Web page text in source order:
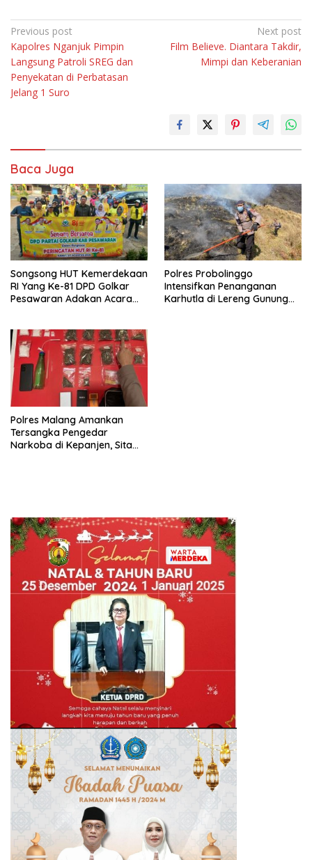
Navigasi
pos
Previous post
Kapolres Nganjuk Pimpin
Langsung Patroli SREG dan
Penyekatan di Perbatasan
Jelang 1 Suro
Next post
Film Believe. Diantara Takdir,
Mimpi dan Keberanian
Baca Juga
Songsong HUT Kemerdekaan
RI Yang Ke-81 DPD Golkar
Pesawaran Adakan Acara
Polres Probolinggo
Intensifkan Penanganan
Karhutla di Lereng Gunung
Polres Malang Amankan
Tersangka Pengedar
Narkoba di Kepanjen, Sita